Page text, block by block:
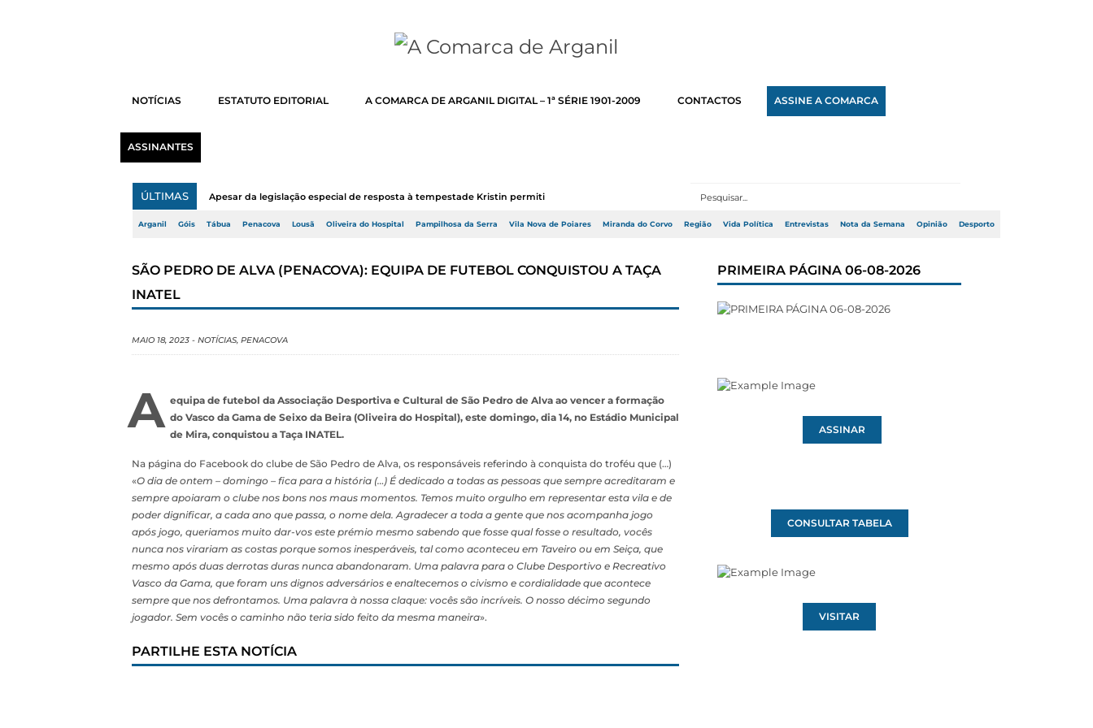
NOTÍCIAS ESTATUTO EDITORIAL A COMARCA DE ARGANIL DIGITAL – 1ª SÉRIE 1901-2009 CONTACTOS ASSINE A COMARCA
ASSINANTES
ÚLTIMAS Apesar da legislação especial de resposta à tempestade Kristin permitir a adj...
Arganil Góis Tábua Penacova Lousã Oliveira do Hospital Pampilhosa da Serra Vila Nova de Poiares Miranda do Corvo Região Vida Política Entrevistas Nota da Semana Opinião Desporto
SÃO PEDRO DE ALVA (PENACOVA): EQUIPA DE FUTEBOL CONQUISTOU A TAÇA
INATEL
MAIO 18, 2023 - NOTÍCIAS, PENACOVA
A equipa de futebol da Associação Desportiva e Cultural de São Pedro de Alva ao vencer a formação
do Vasco da Gama de Seixo da Beira (Oliveira do Hospital), este domingo, dia 14, no Estádio Municipal
de Mira, conquistou a Taça INATEL.
Na página do Facebook do clube de São Pedro de Alva, os responsáveis referindo à conquista do troféu que (…)
«O dia de ontem – domingo – fica para a história (…) É dedicado a todas as pessoas que sempre acreditaram e
sempre apoiaram o clube nos bons nos maus momentos. Temos muito orgulho em representar esta vila e de
poder dignificar, a cada ano que passa, o nome dela. Agradecer a toda a gente que nos acompanha jogo
após jogo, queriamos muito dar-vos este prémio mesmo sabendo que fosse qual fosse o resultado, vocês
nunca nos virariam as costas porque somos inesperáveis, tal como aconteceu em Taveiro ou em Seiça, que
mesmo após duas derrotas duras nunca abandonaram. Uma palavra para o Clube Desportivo e Recreativo
Vasco da Gama, que foram uns dignos adversários e enaltecemos o civismo e cordialidade que acontece
sempre que nos defrontamos. Uma palavra à nossa claque: vocês são incríveis. O nosso décimo segundo
jogador. Sem vocês o caminho não teria sido feito da mesma maneira».
PARTILHE ESTA NOTÍCIA
PRIMEIRA PÁGINA 06-08-2026
ASSINAR
CONSULTAR TABELA
VISITAR